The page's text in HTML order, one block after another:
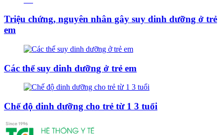
Triệu chứng, nguyên nhân gây suy dinh dưỡng ở trẻ
em
Các thể suy dinh dưỡng ở trẻ em
Chế độ dinh dưỡng cho trẻ từ 1 3 tuổi